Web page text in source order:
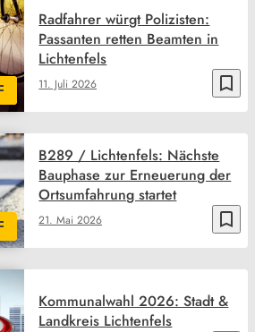
bookmark_border
11. Juli 2026
Radfahrer würgt Polizisten:
Passanten retten Beamten in
Lichtenfels
bookmark_border
21. Mai 2026
B289 / Lichtenfels: Nächste
Bauphase zur Erneuerung der
Ortsumfahrung startet
Kommunalwahl 2026: Stadt &
Landkreis Lichtenfels